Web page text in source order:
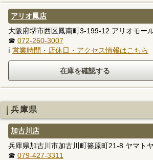
アリオ鳳店
大阪府堺市西区鳳南町3-199-12 アリオモー
☎ 072-260-3007
ℹ 営業時間・店休日・アクセス情報はこちら
兵庫県
加古川店
兵庫県加古川市加古川町篠原町21-8 ヤマト
☎ 079-427-3311